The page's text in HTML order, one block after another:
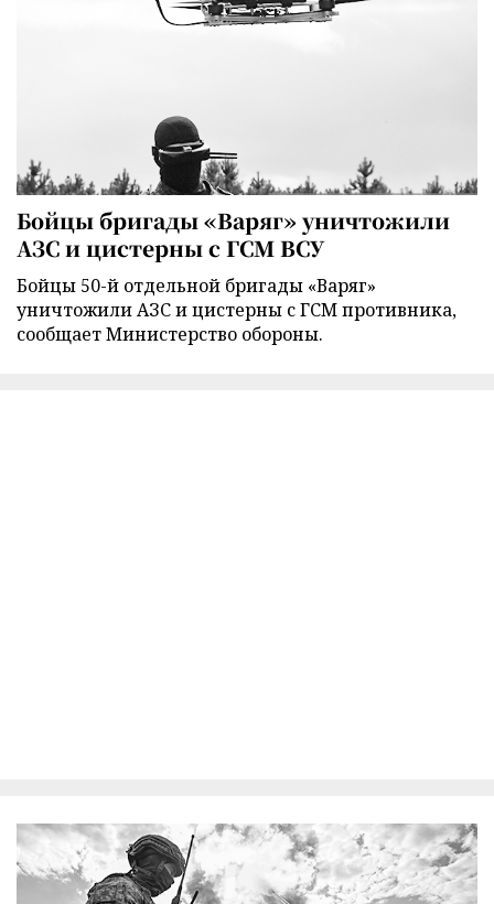
Бойцы бригады «Варяг» уничтожили
АЗС и цистерны с ГСМ ВСУ
Бойцы 50-й отдельной бригады «Варяг»
уничтожили АЗС и цистерны с ГСМ противника,
сообщает Министерство обороны.